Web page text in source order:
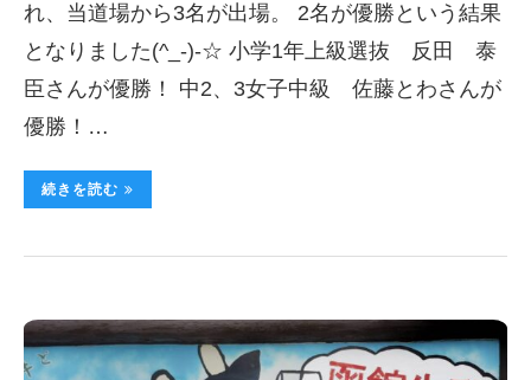
れ、当道場から3名が出場。 2名が優勝という結果
となりました(^_-)-☆ 小学1年上級選抜 反田 泰
臣さんが優勝！ 中2、3女子中級 佐藤とわさんが
優勝！…
続きを読む